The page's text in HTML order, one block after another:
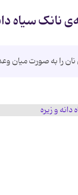
نانک سیاه
را به صورت میان